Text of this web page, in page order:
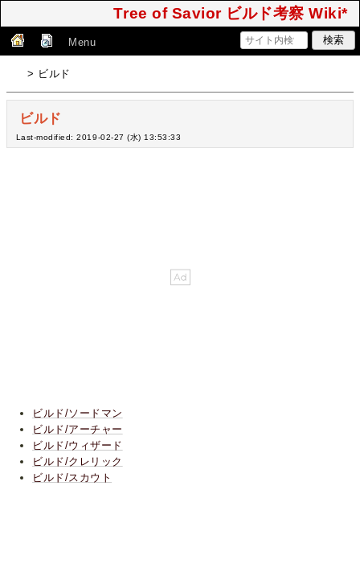
Tree of Savior ビルド考察 Wiki*
Menu
> ビルド
ビルド
Last-modified: 2019-02-27 (水) 13:53:33
ビルド/ソードマン
ビルド/アーチャー
ビルド/ウィザード
ビルド/クレリック
ビルド/スカウト